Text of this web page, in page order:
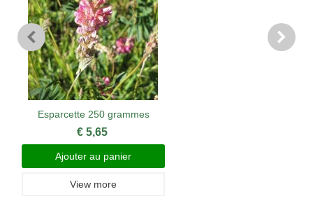
Esparcette 250 grammes
€ 5,65
Ajouter au panier
View more